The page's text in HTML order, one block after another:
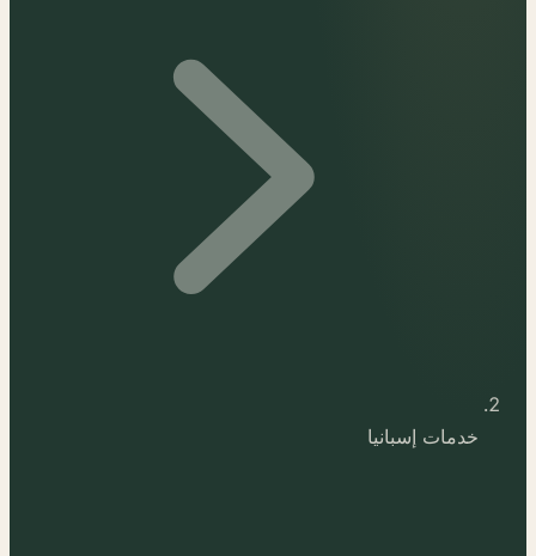
خدمات إسبانيا